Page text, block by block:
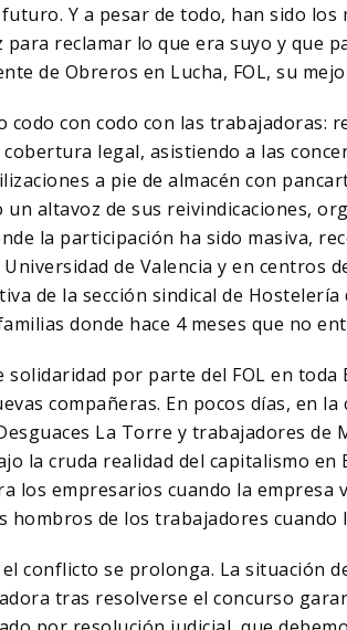
Y a pesar de todo, han sido
para reclamar lo que era suyo y que
de Obreros en Lucha, FOL, su
codo con codo con las trabajadoras:
legal, asistiendo a las
a pie de almacén con
un altavoz de sus reivindicaciones,
la participación ha sido masiva,
de Valencia y en centros
de la sección sindical de
donde hace 4 meses que no
solidaridad por parte del FOL en
compañeras. En pocos días, en la
La Torre y trabajadores de
la cruda realidad del capitalismo en
los empresarios cuando la empresa
hombros de los trabajadores cuando
conflicto se prolonga. La situación
tras resolverse el concurso